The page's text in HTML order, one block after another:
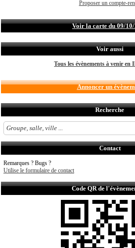
Proposer un compte-
Voir la carte du 09/
Voir aussi
Tous les évènements à venir en
Annoncer un
Recherche
Contact
Remarques ? Bugs ?
Utilise le formulaire de contact
Code QR de